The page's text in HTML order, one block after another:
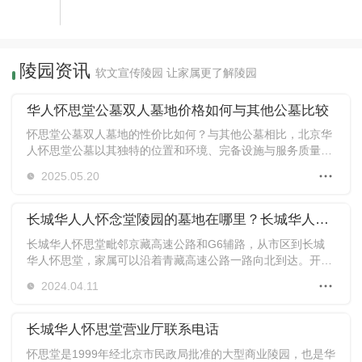
陵园资讯 软文宣传陵园 让家属更了解陵园
华人怀思堂公墓双人墓地价格如何与其他公墓比较
怀思堂公墓双人墓地的性价比如何？与其他公墓相比，北京华
人怀思堂公墓以其独特的位置和环境、完备设施与服务质量，
和服务等方面的优势与竞争力，并与其他公墓进行比较。
2025.05.20
长城华人人怀念堂陵园的墓地在哪里？长城华人人怀念堂墓地怎么去？有没有去长城华人人怀念堂看墓地的班车？
长城华人怀思堂毗邻京藏高速公路和G6辅路，从市区到长城
华人怀思堂，家属可以沿着青藏高速公路一路向北到达。开车
能直接到达长城华人怀思堂，家属下车后需要走3公里左右才
2024.04.11
长城华人怀思堂营业厅联系电话
怀思堂是1999年经北京市民政局批准的大型商业陵园，也是华